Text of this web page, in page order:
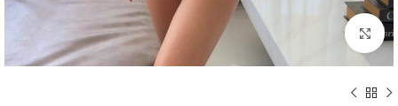
Click to enlarge